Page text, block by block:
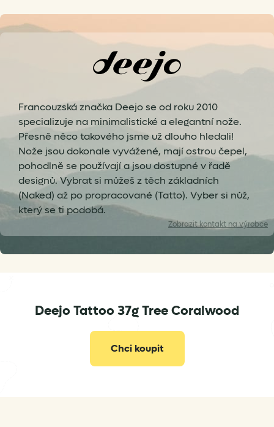
Francouzská značka Deejo se od roku 2010
specializuje na minimalistické a elegantní nože.
Přesně něco takového jsme už dlouho hledali!
Nože jsou dokonale vyvážené, mají ostrou čepel,
pohodlně se používají a jsou dostupné v řadě
designů. Vybrat si můžeš z těch základních
(Naked) až po propracované (Tatto). Vyber si nůž,
který se ti podobá.
Zobrazitkontakt na výrobce
Deejo Tattoo 37g Tree Coralwood
Chci koupit